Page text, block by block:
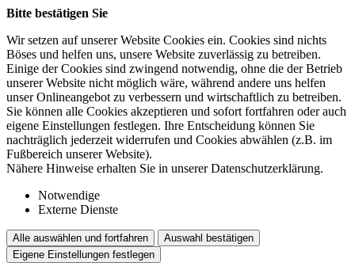
Bitte bestätigen Sie
Wir setzen auf unserer Website Cookies ein. Cookies sind nichts
Böses und helfen uns, unsere Website zuverlässig zu betreiben.
Einige der Cookies sind zwingend notwendig, ohne die der Betrieb
unserer Website nicht möglich wäre, während andere uns helfen
unser Onlineangebot zu verbessern und wirtschaftlich zu betreiben.
Sie können alle Cookies akzeptieren und sofort fortfahren oder auch
eigene Einstellungen festlegen. Ihre Entscheidung können Sie
nachträglich jederzeit widerrufen und Cookies abwählen (z.B. im
Fußbereich unserer Website).
Nähere Hinweise erhalten Sie in unserer Datenschutzerklärung.
Notwendige
Externe Dienste
Alle auswählen und fortfahren
Auswahl bestätigen
Eigene Einstellungen festlegen